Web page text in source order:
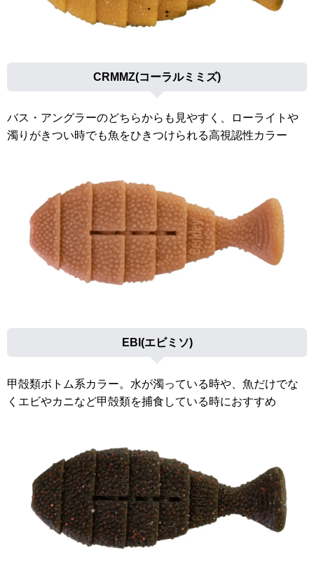
CRMMZ(コーラルミミズ)
バス・アングラーのどちらからも見やすく、ローライトや
濁りがきつい時でも魚をひきつけられる高視認性カラー
EBI(エビミソ)
甲殻類ボトム系カラー。水が濁っている時や、魚だけでな
くエビやカニなど甲殻類を捕食している時におすすめ